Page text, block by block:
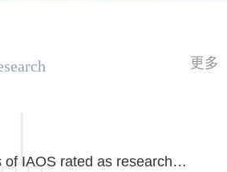
更多
of IAOS rated as research